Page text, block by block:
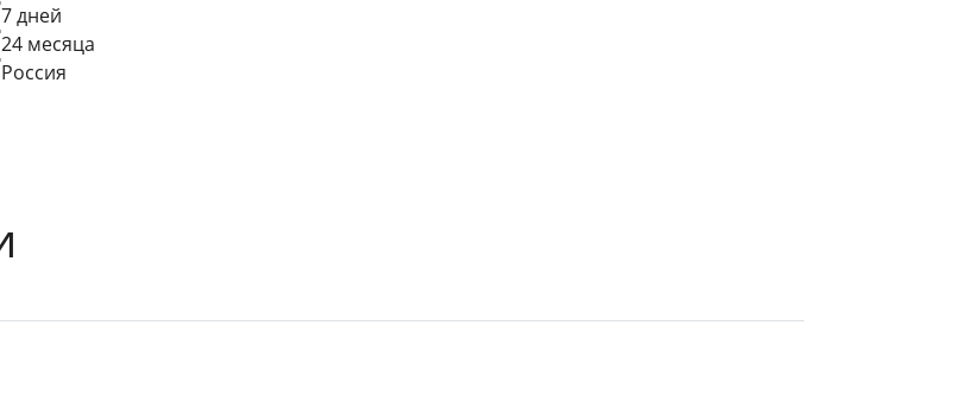
7 дней
24 месяца
Россия